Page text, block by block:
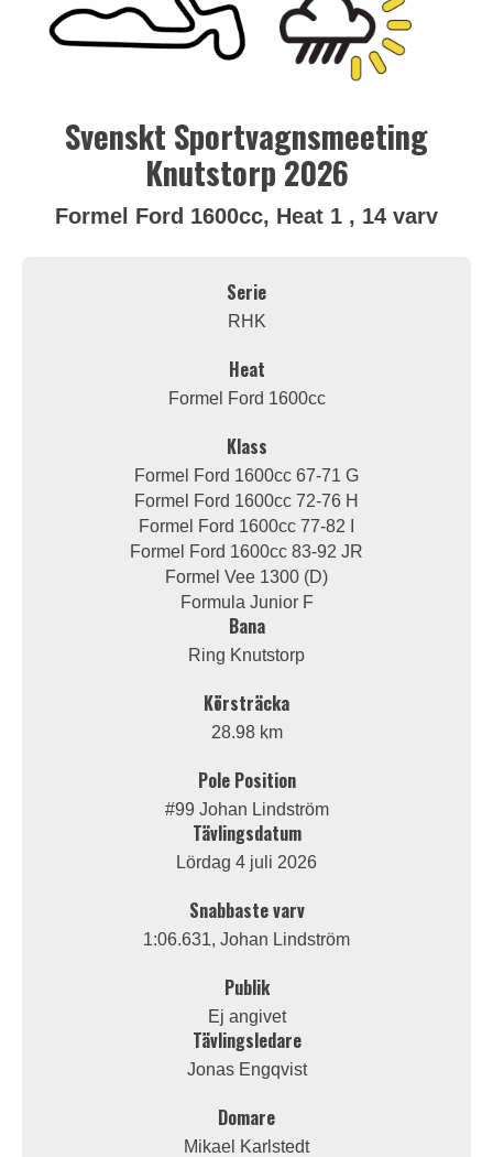
Svenskt Sportvagnsmeeting
Knutstorp 2026
Formel Ford 1600cc, Heat 1 , 14 varv
Serie
RHK
Heat
Formel Ford 1600cc
Klass
Formel Ford 1600cc 67-71 G
Formel Ford 1600cc 72-76 H
Formel Ford 1600cc 77-82 I
Formel Ford 1600cc 83-92 JR
Formel Vee 1300 (D)
Formula Junior F
Bana
Ring Knutstorp
Körsträcka
28.98 km
Pole Position
#99 Johan Lindström
Tävlingsdatum
Lördag 4 juli 2026
Snabbaste varv
1:06.631, Johan Lindström
Publik
Ej angivet
Tävlingsledare
Jonas Engqvist
Domare
Mikael Karlstedt